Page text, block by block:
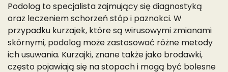
Podolog to specjalista zajmujący się diagnostyką
oraz leczeniem schorzeń stóp i paznokci. W
przypadku kurzajek, które są wirusowymi zmianami
skórnymi, podolog może zastosować różne metody
ich usuwania. Kurzajki, znane także jako brodawki,
często pojawiają się na stopach i mogą być bolesne